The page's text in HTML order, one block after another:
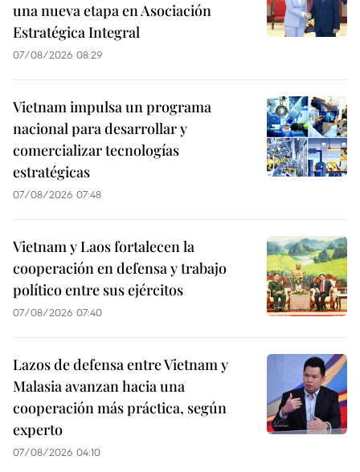
una nueva etapa en Asociación
Estratégica Integral
07/08/2026 08:29
Vietnam impulsa un programa
nacional para desarrollar y
comercializar tecnologías
estratégicas
07/08/2026 07:48
Vietnam y Laos fortalecen la
cooperación en defensa y trabajo
político entre sus ejércitos
07/08/2026 07:40
Lazos de defensa entre Vietnam y
Malasia avanzan hacia una
cooperación más práctica, según
experto
07/08/2026 04:10